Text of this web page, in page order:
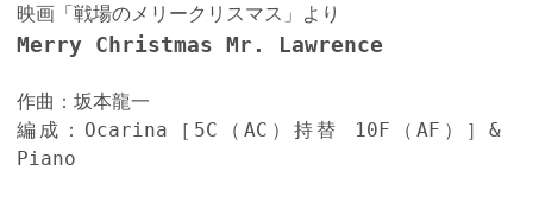
映画「戦場のメリークリスマス」より
Merry Christmas Mr. Lawrence
作曲：坂本龍一
編成：Ocarina［5C（AC）持替 10F（AF）］&
Piano